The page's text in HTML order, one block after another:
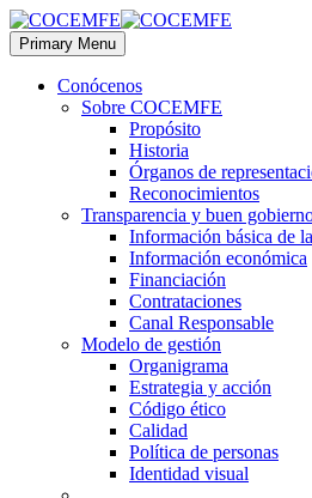
Primary Menu
Conócenos
Sobre COCEMFE
Propósito
Historia
Órganos de
Reconocimientos
Transparencia y buen
Información básica de
Información económica
Financiación
Contrataciones
Canal Responsable
Modelo de gestión
Organigrama
Estrategia y acción
Código ético
Calidad
Política de personas
Identidad visual